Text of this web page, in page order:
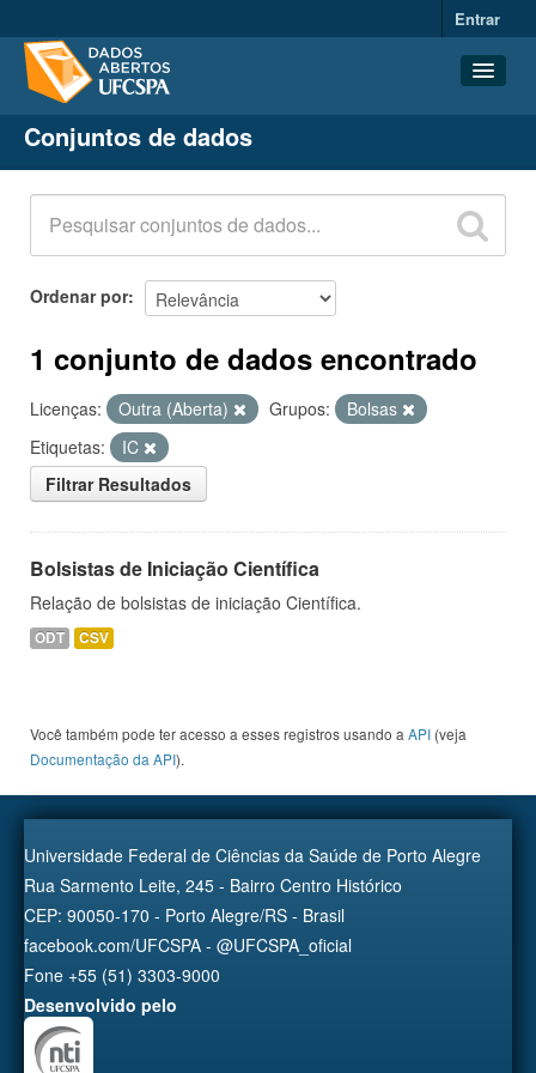
Entrar
Conjuntos de dados
Organizações
Grupos
Sobre
Conjuntos de dados
Ordenar por
1 conjunto de dados encontrado
Licenças: Outra (Aberta) Grupos:
Bolsas
Etiquetas:
IC
Filtrar Resultados
Bolsistas de Iniciação Científica
Relação de bolsistas de iniciação Científica.
ODT CSV
Você também pode ter acesso a esses registros usando a API (veja
Documentação da API).
Universidade Federal de Ciências da Saúde de Porto Alegre
Rua Sarmento Leite, 245 - Bairro Centro Histórico
CEP: 90050-170 - Porto Alegre/RS - Brasil
facebook.com/UFCSPA - @UFCSPA_oficial
Fone +55 (51) 3303-9000
Desenvolvido pelo